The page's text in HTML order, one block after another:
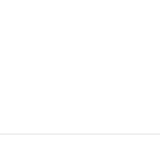
format pdf
LinkedIn